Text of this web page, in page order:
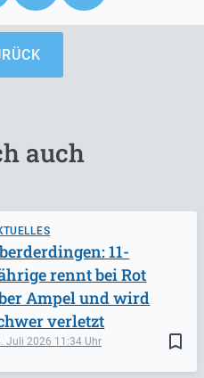
auch
bookmark_border
Juli 2026 11:34
11-
rennt bei Rot
Ampel und wird
verletzt